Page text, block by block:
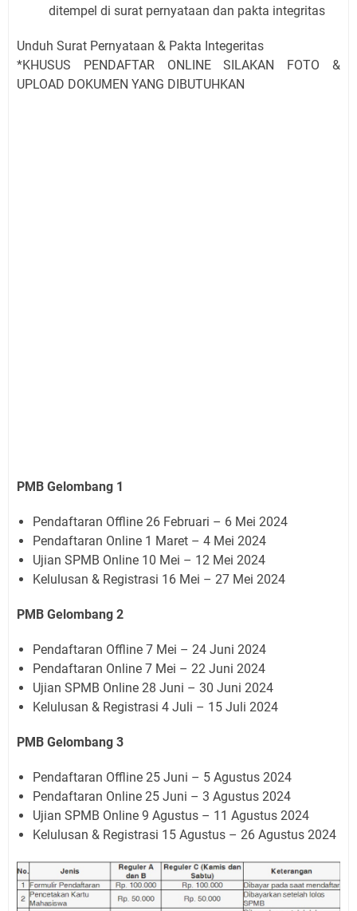
ditempel di surat pernyataan dan pakta integritas
Unduh Surat Pernyataan & Pakta Integeritas
*KHUSUS PENDAFTAR ONLINE SILAKAN FOTO &
UPLOAD DOKUMEN YANG DIBUTUHKAN
PMB Gelombang 1
Pendaftaran Offline 26 Februari – 6 Mei 2024
Pendaftaran Online 1 Maret – 4 Mei 2024
Ujian SPMB Online 10 Mei – 12 Mei 2024
Kelulusan & Registrasi 16 Mei – 27 Mei 2024
PMB Gelombang 2
Pendaftaran Offline 7 Mei – 24 Juni 2024
Pendaftaran Online 7 Mei – 22 Juni 2024
Ujian SPMB Online 28 Juni – 30 Juni 2024
Kelulusan & Registrasi 4 Juli – 15 Juli 2024
PMB Gelombang 3
Pendaftaran Offline 25 Juni – 5 Agustus 2024
Pendaftaran Online 25 Juni – 3 Agustus 2024
Ujian SPMB Online 9 Agustus – 11 Agustus 2024
Kelulusan & Registrasi 15 Agustus – 26 Agustus 2024